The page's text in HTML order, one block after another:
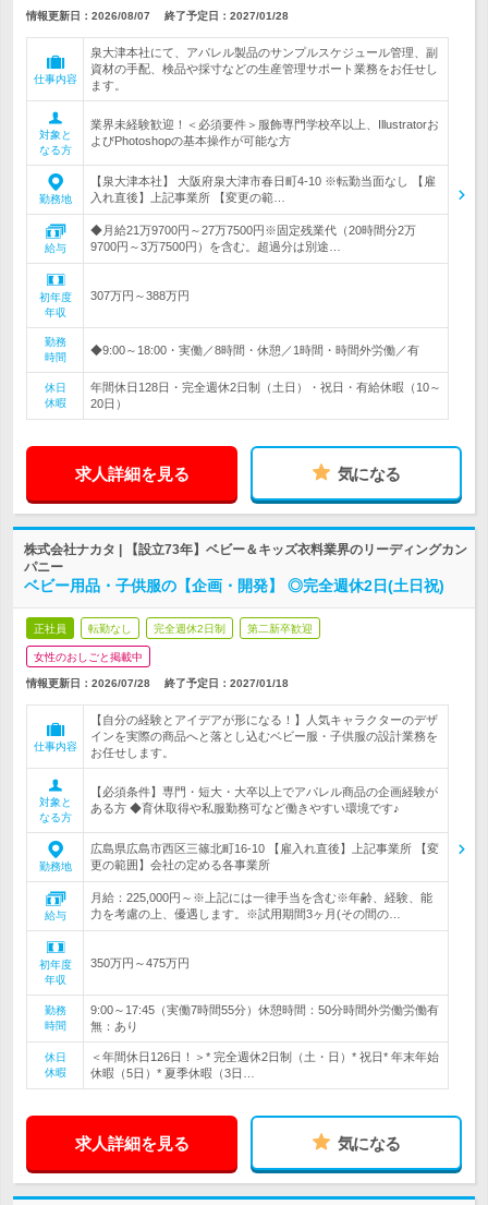
情報更新日：2026/08/07 終了予定日： 2027/01/28
仕事内容
泉大津本社にて、アパレル製品のサンプルスケジュール管理、副
資材の手配、検品や採寸などの生産管理サポート業務をお任せし
ます。
対象と
なる方
業界未経験歓迎！＜必須要件＞服飾専門学校卒以上、Illustratorお
よびPhotoshopの基本操作が可能な方
勤務地
【泉大津本社】 大阪府泉大津市春日町4-10 ※転勤当面なし 【雇
入れ直後】上記事業所 【変更の範…
給与
◆月給21万9700円～27万7500円※固定残業代（20時間分2万
9700円～3万7500円）を含む。超過分は別途…
初年度
年収
307万円～388万円
勤務
時間
◆9:00～18:00・実働／8時間・休憩／1時間・時間外労働／有
休日
休暇
年間休日128日・完全週休2日制（土日）・祝日・有給休暇（10～
20日）
求人詳細を見る 気になる
株式会社ナカタ | 【設立73年】ベビー＆キッズ衣料業界のリーディングカン
パニー
ベビー用品・子供服の【企画・開発】 ◎完全週休2日(土日祝)
正社員 転勤なし 完全週休2日制 第二新卒歓迎
女性のおしごと掲載中
情報更新日：2026/07/28 終了予定日： 2027/01/18
仕事内容
【自分の経験とアイデアが形になる！】人気キャラクターのデザ
インを実際の商品へと落とし込むベビー服・子供服の設計業務を
お任せします。
対象と
なる方
【必須条件】専門・短大・大卒以上でアパレル商品の企画経験が
ある方 ◆育休取得や私服勤務可など働きやすい環境です♪
勤務地
広島県広島市西区三篠北町16-10 【雇入れ直後】上記事業所 【変
更の範囲】会社の定める各事業所
給与
月給：225,000円～※上記には一律手当を含む※年齢、経験、能
力を考慮の上、優遇します。※試用期間3ヶ月(その間の…
初年度
年収
350万円～475万円
勤務
時間
9:00～17:45（実働7時間55分）休憩時間：50分時間外労働労働有
無：あり
休日
休暇
＜年間休日126日！＞* 完全週休2日制（土・日）* 祝日* 年末年始
休暇（5日）* 夏季休暇（3日…
求人詳細を見る 気になる